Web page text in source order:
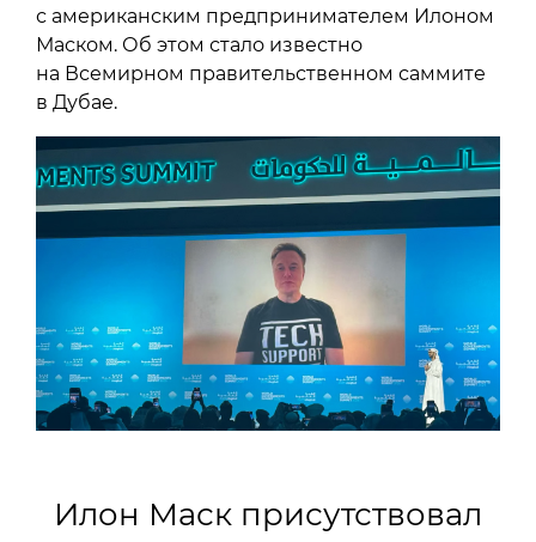
с американским предпринимателем Илоном
Маском. Об этом стало известно
на Всемирном правительственном саммите
в Дубае.
Илон Маск присутствовал